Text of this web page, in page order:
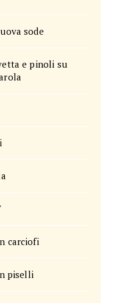
sode
e pinoli su
carciofi
piselli